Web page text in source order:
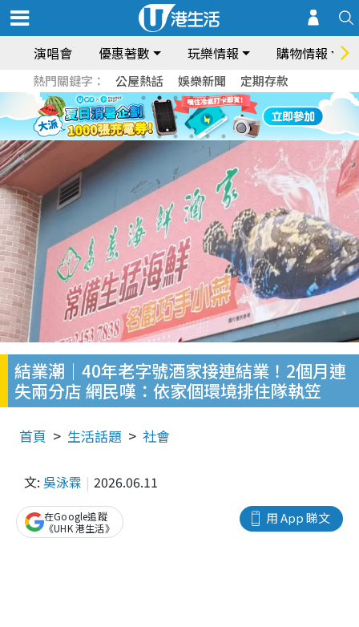
演唱會 優惠著數 玩樂情報 購物情報
熱門關鍵字： 公屋熱話 娛樂新聞 定期存款
結業潮｜40年老字號酒家接連結業！2個月連
失兩分店 網民嘆：依家個環境排住隊執笠
首頁 生活話題 社會
文: 吳泳霖 2026.06.11
用 App 睇文
在Google追蹤
《UHK 港生活》